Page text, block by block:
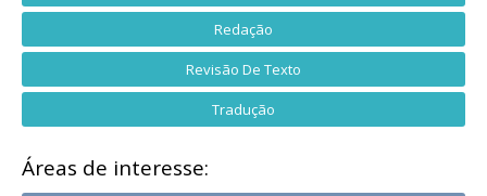
Redação
Revisão De Texto
Tradução
Áreas de interesse: